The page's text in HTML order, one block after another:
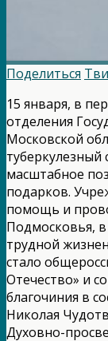
Поделиться
15 января, в
отделения
Московской
туберкулезный
масштабное
подарков.
помощь и
Подмосковья,
трудной
стало
Отечество» и
благочиния в
Николая
Духовно-